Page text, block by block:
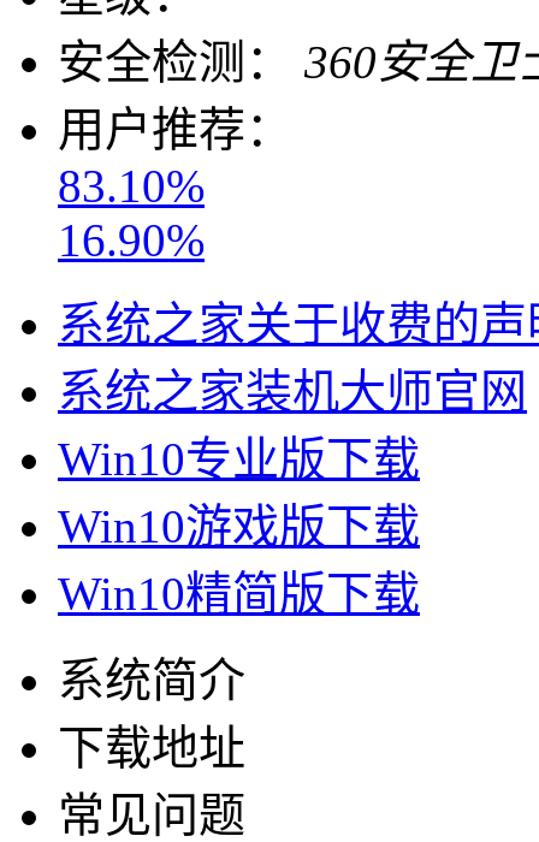
安全检测：
360安全卫
用户推荐：
83.10%
16.90%
系统之家关于收费的声
系统之家装机大师官网
Win10专业版下载
Win10游戏版下载
Win10精简版下载
系统简介
下载地址
常见问题